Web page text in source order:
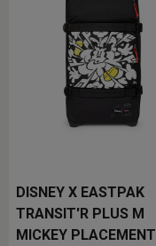
DISNEY X EASTPAK
TRANSIT'R PLUS M
MICKEY PLACEMENT